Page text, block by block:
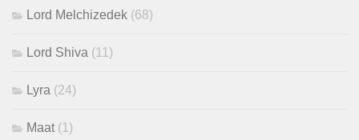
Lord Melchizedek (68)
Lord Shiva (11)
Lyra (24)
Maat (1)